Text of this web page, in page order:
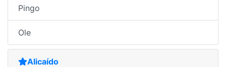
Pingo
Ole
Alicaído